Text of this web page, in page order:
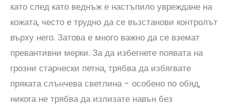
като след като веднъж е настъпило увреждане на
кожата, често е трудно да се възстанови контролът
върху него. Затова е много важно да се вземат
превантивни мерки. За да избегнете появата на
грозни старчески петна, трябва да избягвате
пряката слънчева светлина - особено по обяд,
никога не трябва да излизате навън без